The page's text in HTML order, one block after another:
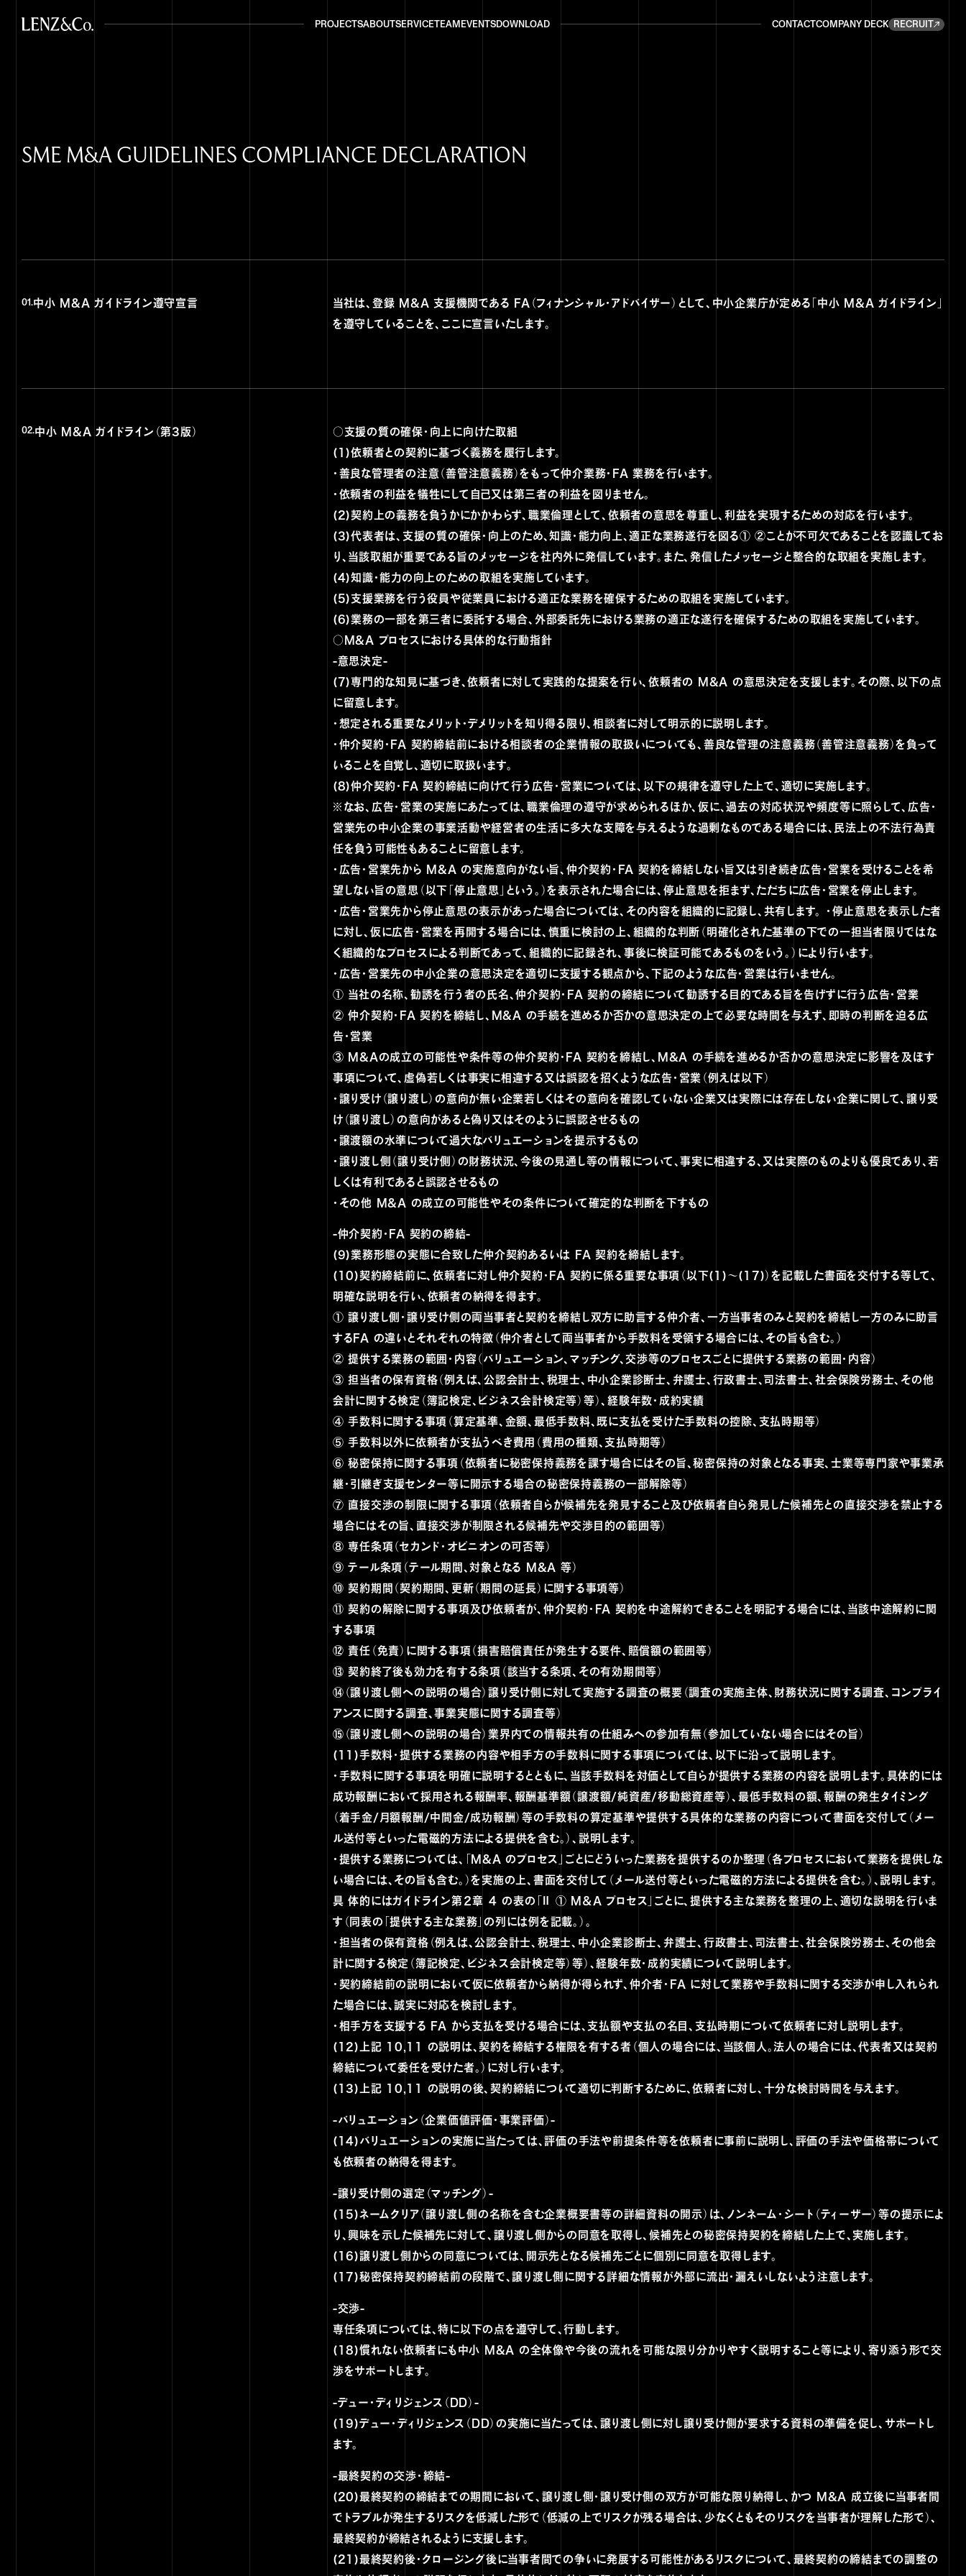
PROJECTSABOUTSERVICETEAM EVENTSDOWNLOAD
CONTACTCOMPANY DECK
RECRUIT
RECRUIT
SME M&A GUIDELINES COMPLIANCE DECLARATION
01.中小 M&A ガイドライン遵守宣言
当社は、登録 M&A 支援機関である FA（フィナンシャル・アドバイザー）として、中小企業庁が定める「中小 M&A ガイドライン」
を遵守していることを、ここに宣言いたします。
02.中小 M&A ガイドライン（第3版）
○支援の質の確保・向上に向けた取組
(1)依頼者との契約に基づく義務を履行します。
・善良な管理者の注意（善管注意義務）をもって仲介業務・FA 業務を行います。
・依頼者の利益を犠牲にして自己又は第三者の利益を図りません。
(2)契約上の義務を負うかにかかわらず、職業倫理として、依頼者の意思を尊重し、利益を実現するための対応を行います。
(3)代表者は、支援の質の確保・向上のため、知識・能力向上、適正な業務遂行を図る① ②ことが不可欠であることを認識してお
り、当該取組が重要である旨のメッセージを社内外に発信しています。また、発信したメッセージと整合的な取組を実施します。
(4)知識・能力の向上のための取組を実施しています。
(5)支援業務を行う役員や従業員における適正な業務を確保するための取組を実施しています。
(6)業務の一部を第三者に委託する場合、外部委託先における業務の適正な遂行を確保するための取組を実施しています。
○M&A プロセスにおける具体的な行動指針
-意思決定-
(7)専門的な知見に基づき、依頼者に対して実践的な提案を行い、依頼者の M&A の意思決定を支援します。その際、以下の点
に留意します。
・想定される重要なメリット・デメリットを知り得る限り、相談者に対して明示的に説明します。
・仲介契約・FA 契約締結前における相談者の企業情報の取扱いについても、善良な管理の注意義務（善管注意義務）を負って
いることを自覚し、適切に取扱います。
(8)仲介契約・FA 契約締結に向けて行う広告・営業については、以下の規律を遵守した上で、適切に実施します。
※なお、広告・営業の実施にあたっては、職業倫理の遵守が求められるほか、仮に、過去の対応状況や頻度等に照らして、広告・
営業先の中小企業の事業活動や経営者の生活に多大な支障を与えるような過剰なものである場合には、民法上の不法行為責
任を負う可能性もあることに留意します。
・広告・営業先から M&A の実施意向がない旨、仲介契約・FA 契約を締結しない旨又は引き続き広告・営業を受けることを希
望しない旨の意思（以下「停止意思」という。）を表示された場合には、停止意思を拒まず、ただちに広告・営業を停止します。
・広告・営業先から停止意思の表示があった場合については、その内容を組織的に記録し、共有します。 ・停止意思を表示した者
に対し、仮に広告・営業を再開する場合には、慎重に検討の上、組織的な判断（明確化された基準の下での一担当者限りではな
く組織的なプロセスによる判断であって、組織的に記録され、事後に検証可能であるものをいう。）により行います。
・広告・営業先の中小企業の意思決定を適切に支援する観点から、下記のような広告・営業は行いません。
① 当社の名称、勧誘を行う者の氏名、仲介契約・FA 契約の締結について勧誘する目的である旨を告げずに行う広告・営業
② 仲介契約・FA 契約を締結し、M&A の手続を進めるか否かの意思決定の上で必要な時間を与えず、即時の判断を迫る広
告・営業
③ M&Aの成立の可能性や条件等の仲介契約・FA 契約を締結し、M&A の手続を進めるか否かの意思決定に影響を及ぼす
事項について、虚偽若しくは事実に相違する又は誤認を招くような広告・営業（例えば以下）
・譲り受け（譲り渡し）の意向が無い企業若しくはその意向を確認していない企業又は実際には存在しない企業に関して、譲り受
け（譲り渡し）の意向があると偽り又はそのように誤認させるもの
・譲渡額の水準について過大なバリュエーションを提示するもの
・譲り渡し側（譲り受け側）の財務状況、今後の見通し等の情報について、事実に相違する、又は実際のものよりも優良であり、若
しくは有利であると誤認させるもの
・その他 M&A の成立の可能性やその条件について確定的な判断を下すもの
-仲介契約・FA 契約の締結-
(9)業務形態の実態に合致した仲介契約あるいは FA 契約を締結します。
(10)契約締結前に、依頼者に対し仲介契約・FA 契約に係る重要な事項（以下(1)～(17)）を記載した書面を交付する等して、
明確な説明を行い、依頼者の納得を得ます。
① 譲り渡し側・譲り受け側の両当事者と契約を締結し双方に助言する仲介者、一方当事者のみと契約を締結し一方のみに助言
するFA の違いとそれぞれの特徴（仲介者として両当事者から手数料を受領する場合には、その旨も含む。）
② 提供する業務の範囲・内容（バリュエーション、マッチング、交渉等のプロセスごとに提供する業務の範囲・内容）
③ 担当者の保有資格（例えば、公認会計士、税理士、中小企業診断士、弁護士、行政書士、司法書士、社会保険労務士、その他
会計に関する検定（簿記検定、ビジネス会計検定等）等）、経験年数・成約実績
④ 手数料に関する事項（算定基準、金額、最低手数料、既に支払を受けた手数料の控除、支払時期等）
⑤ 手数料以外に依頼者が支払うべき費用（費用の種類、支払時期等）
⑥ 秘密保持に関する事項（依頼者に秘密保持義務を課す場合にはその旨、秘密保持の対象となる事実、士業等専門家や事業承
継・引継ぎ支援センター等に開示する場合の秘密保持義務の一部解除等）
⑦ 直接交渉の制限に関する事項（依頼者自らが候補先を発見すること及び依頼者自ら発見した候補先との直接交渉を禁止する
場合にはその旨、直接交渉が制限される候補先や交渉目的の範囲等）
⑧ 専任条項（セカンド・オピニオンの可否等）
⑨ テール条項（テール期間、対象となる M&A 等）
⑩ 契約期間（契約期間、更新（期間の延長）に関する事項等）
⑪ 契約の解除に関する事項及び依頼者が、仲介契約・FA 契約を中途解約できることを明記する場合には、当該中途解約に関
する事項
⑫ 責任（免責）に関する事項（損害賠償責任が発生する要件、賠償額の範囲等）
⑬ 契約終了後も効力を有する条項（該当する条項、その有効期間等）
⑭（譲り渡し側への説明の場合）譲り受け側に対して実施する調査の概要（調査の実施主体、財務状況に関する調査、コンプライ
アンスに関する調査、事業実態に関する調査等）
⑮（譲り渡し側への説明の場合）業界内での情報共有の仕組みへの参加有無（参加していない場合にはその旨）
(11)手数料・提供する業務の内容や相手方の手数料に関する事項については、以下に沿って説明します。
・手数料に関する事項を明確に説明するとともに、当該手数料を対価として自らが提供する業務の内容を説明します。具体的には
成功報酬において採用される報酬率、報酬基準額（譲渡額/純資産/移動総資産等）、最低手数料の額、報酬の発生タイミング
（着手金/月額報酬/中間金/成功報酬）等の手数料の算定基準や提供する具体的な業務の内容について書面を交付して（メー
ル送付等といった電磁的方法による提供を含む。）、説明します。
・提供する業務については、「M&A のプロセス」ごとにどういった業務を提供するのか整理（各プロセスにおいて業務を提供しな
い場合には、その旨も含む。）を実施の上、書面を交付して（メール送付等といった電磁的方法による提供を含む。）、説明します。
具 体的にはガイドライン第２章 ４ の表の「Ⅱ ① M＆A プロセス」ごとに、提供する主な業務を整理の上、適切な説明を行いま
す（同表の「提供する主な業務」の列には例を記載。）。
・担当者の保有資格（例えば、公認会計士、税理士、中小企業診断士、弁護士、行政書士、司法書士、社会保険労務士、その他会
計に関する検定（簿記検定、ビジネス会計検定等）等）、経験年数・成約実績について説明します。
・契約締結前の説明において仮に依頼者から納得が得られず、仲介者・FA に対して業務や手数料に関する交渉が申し入れられ
た場合には、誠実に対応を検討します。
・相手方を支援する FA から支払を受ける場合には、支払額や支払の名目、支払時期について依頼者に対し説明します。
(12)上記 10,11 の説明は、契約を締結する権限を有する者（個人の場合には、当該個人。法人の場合には、代表者又は契約
締結について委任を受けた者。）に対し行います。
(13)上記 10,11 の説明の後、契約締結について適切に判断するために、依頼者に対し、十分な検討時間を与えます。
-バリュエーション（企業価値評価・事業評価）-
(14)バリュエーションの実施に当たっては、評価の手法や前提条件等を依頼者に事前に説明し、評価の手法や価格帯について
も依頼者の納得を得ます。
-譲り受け側の選定（マッチング）-
(15)ネームクリア（譲り渡し側の名称を含む企業概要書等の詳細資料の開示）は、ノンネーム・シート（ティーザー）等の提示によ
り、興味を示した候補先に対して、譲り渡し側からの同意を取得し、候補先との秘密保持契約を締結した上で、実施します。
(16)譲り渡し側からの同意については、開示先となる候補先ごとに個別に同意を取得します。
(17)秘密保持契約締結前の段階で、譲り渡し側に関する詳細な情報が外部に流出・漏えいしないよう注意します。
-交渉-
専任条項については、特に以下の点を遵守して、行動します。
(18)慣れない依頼者にも中小 M&A の全体像や今後の流れを可能な限り分かりやすく説明すること等により、寄り添う形で交
渉をサポートします。
-デュー・ディリジェンス（DD）-
(19)デュー・ディリジェンス（DD）の実施に当たっては、譲り渡し側に対し譲り受け側が要求する資料の準備を促し、サポートし
ます。
-最終契約の交渉・締結-
(20)最終契約の締結までの期間において、譲り渡し側・譲り受け側の双方が可能な限り納得し、かつ M&A 成立後に当事者間
でトラブルが発生するリスクを低減した形で（低減の上でリスクが残る場合は、少なくともそのリスクを当事者が理解した形で）、
最終契約が締結されるように支援します。
(21)最終契約後・クロージング後に当事者間での争いに発展する可能性があるリスクについて、最終契約の締結までの調整の